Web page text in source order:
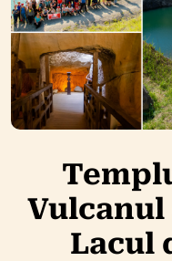
Vulcanul
Lacul